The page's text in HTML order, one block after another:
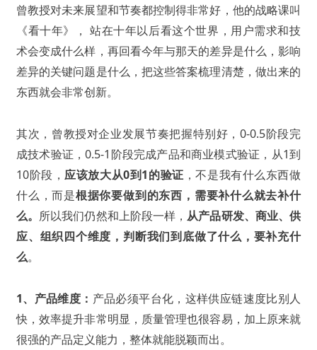
曾教授对未来展望和节奏都控制得非常好，他的战略课叫
《看十年》， 站在十年以后看这个世界，用户需求和技
术会变成什么样，再回看今年与那天的差异是什么，影响
差异的关键问题是什么，把这些答案梳理清楚，做出来的
东西就会非常创新。
其次，曾教授对企业发展节奏把握特别好，0-0.5阶段完
成技术验证，0.5-1阶段完成产品和商业模式验证，从1到
10阶段，应该放大从0到1的验证 ，不是我有什么东西做
什么，而是根据你要做到的东西 ，需要补什么就去补什
么。 所以我们仍然和上阶段一样， 从产品研发、商业、供
应、组织四个维度，判断我们到底做了什么，要补充什
么。
1、产品维度： 产品必须平台化，这样供应链速度比别人
快，效率提升非常明显，质量管理也很容易，加上原来就
很强的产品定义能力，整体就能脱颖而出。